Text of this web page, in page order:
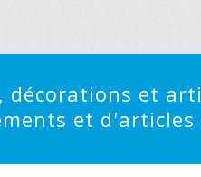
décorations et
et